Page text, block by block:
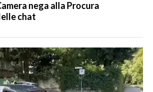
nega alla Procura
chat